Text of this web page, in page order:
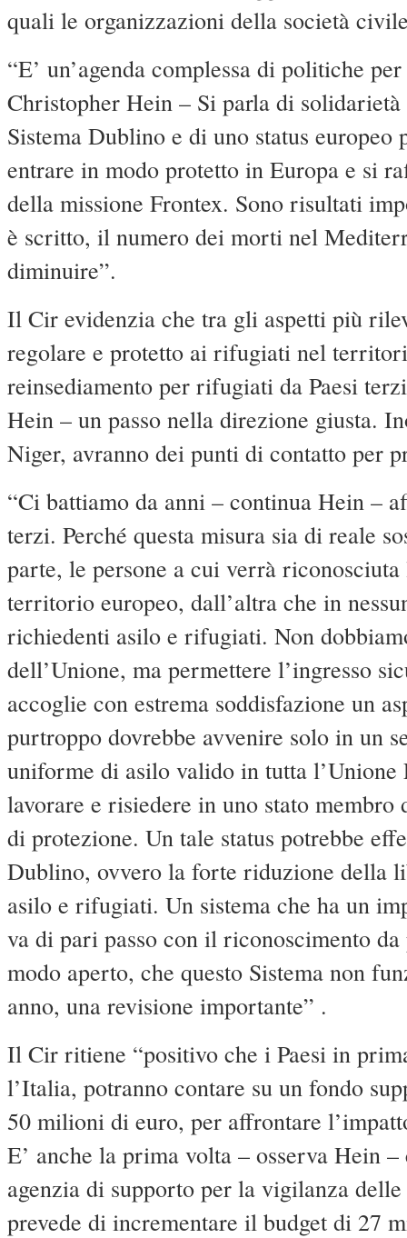
quali le organizzazioni della società
“E’ un’agenda complessa di politiche
Christopher Hein – Si parla di
Sistema Dublino e di uno status
entrare in modo protetto in Europa e si
della missione Frontex. Sono risultati
è scritto, il numero dei morti nel
diminuire”.
Il Cir evidenzia che tra gli aspetti più
regolare e protetto ai rifugiati nel
reinsediamento per rifugiati da Paesi
Hein – un passo nella direzione giusta.
Niger, avranno dei punti di contatto per
“Ci battiamo da anni – continua Hein –
terzi. Perché questa misura sia di reale
parte, le persone a cui verrà
territorio europeo, dall’altra che in
richiedenti asilo e rifugiati. Non
dell’Unione, ma permettere l’ingresso
accoglie con estrema soddisfazione un
purtroppo dovrebbe avvenire solo in un
uniforme di asilo valido in tutta l’Unione
lavorare e risiedere in uno stato
di protezione. Un tale status potrebbe
Dublino, ovvero la forte riduzione della
asilo e rifugiati. Un sistema che ha un
va di pari passo con il riconoscimento
modo aperto, che questo Sistema non
anno, una revisione importante” .
Il Cir ritiene “positivo che i Paesi in
l’Italia, potranno contare su un fondo
50 milioni di euro, per affrontare
E’ anche la prima volta – osserva Hein
agenzia di supporto per la vigilanza
prevede di incrementare il budget di 27